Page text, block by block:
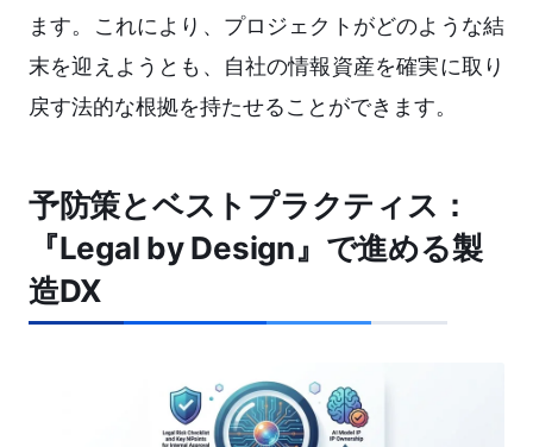
ます。これにより、プロジェクトがどのような結
末を迎えようとも、自社の情報資産を確実に取り
戻す法的な根拠を持たせることができます。
予防策とベストプラクティス：
『Legal by Design』で進める製
造DX